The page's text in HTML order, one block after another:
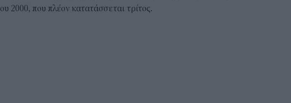
2000, που πλέον κατατάσσεται τρίτος.